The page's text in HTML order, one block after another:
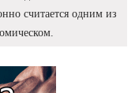
считается одним из